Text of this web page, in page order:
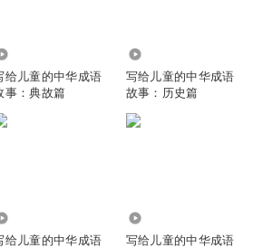
给儿童的中华成语
事：典故篇
写给儿童的中华成语
故事：历史篇
给儿童的中华成语
写给儿童的中华成语